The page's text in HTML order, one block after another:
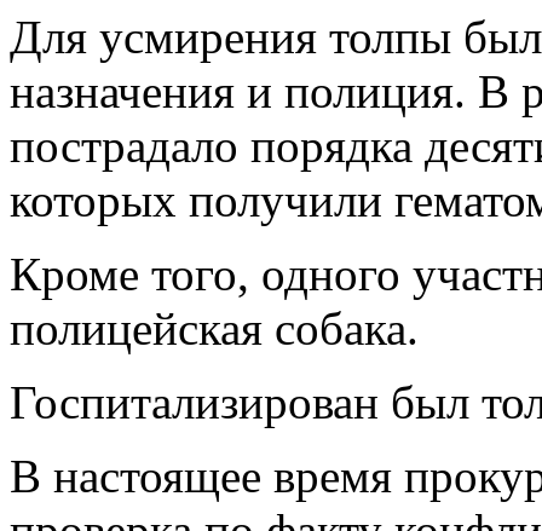
Для усмирения толпы
назначения и полиция. В
пострадало порядка
которых получили
Кроме того, одного
полицейская собака.
Госпитализирован был
В настоящее время